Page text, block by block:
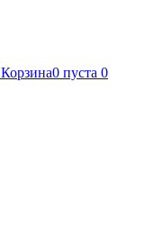
Корзина0 пуста 0